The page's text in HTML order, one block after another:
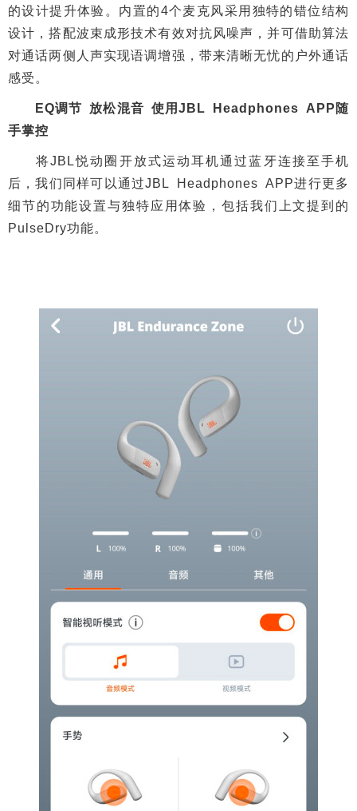
的设计提升体验。内置的4个麦克风采用独特的错位结构
设计，搭配波束成形技术有效对抗风噪声，并可借助算法
对通话两侧人声实现语调增强，带来清晰无忧的户外通话
感受。
EQ调节 放松混音 使用JBL Headphones APP随
手掌控
将JBL悦动圈开放式运动耳机通过蓝牙连接至手机
后，我们同样可以通过JBL Headphones APP进行更多
细节的功能设置与独特应用体验，包括我们上文提到的
PulseDry功能。